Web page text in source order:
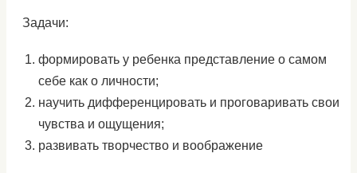
Задачи:
формировать у ребенка представление о самом
себе как о личности;
научить дифференцировать и проговаривать свои
чувства и ощущения;
развивать творчество и воображение